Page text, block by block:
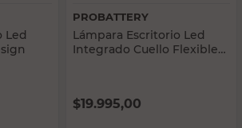
Led
PROBATTERY
Lámpara Escritorio Led
Integrado Cuello Flexible
$19.995,00